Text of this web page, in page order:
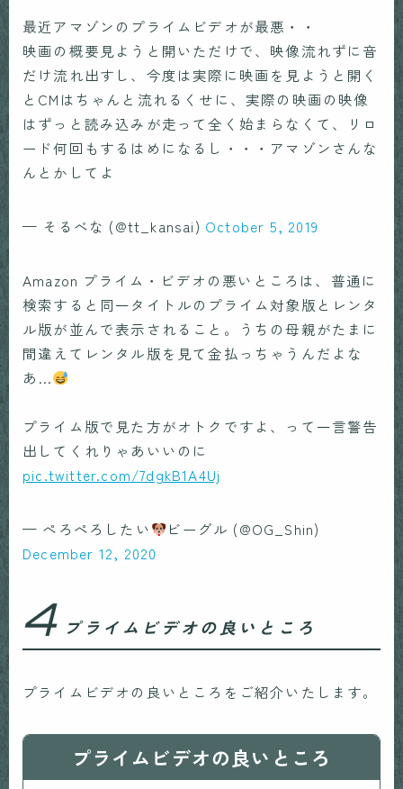
最近アマゾンのプライムビデオが最悪・・
映画の概要見ようと開いただけで、映像流れずに音
だけ流れ出すし、今度は実際に映画を見ようと開く
とCMはちゃんと流れるくせに、実際の映画の映像
はずっと読み込みが走って全く始まらなくて、リロ
ード何回もするはめになるし・・・アマゾンさんな
んとかしてよ
— そるべな (@tt_kansai) October 5, 2019
Amazon プライム・ビデオの悪いところは、普通に
検索すると同一タイトルのプライム対象版とレンタ
ル版が並んで表示されること。うちの母親がたまに
間違えてレンタル版を見て金払っちゃうんだよな
あ…
プライム版で見た方がオトクですよ、って一言警告
出してくれりゃあいいのに
pic.twitter.com/7dgkB1A4Uj
— ぺろぺろしたい
ビーグル (@OG_Shin)
December 12, 2020
4 プライムビデオの良いところ
プライムビデオの良いところをご紹介いたします。
プライムビデオの良いところ